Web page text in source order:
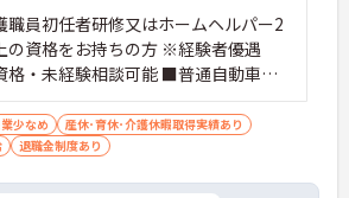
員初任者研修又はホームヘルパー2
の資格をお持ちの方 ※経験者優遇
格・未経験相談可能 ■普通自動車運
（AT限定可）
少なめ
産休･育休･介護休暇取得実績あり
退職金制度あり